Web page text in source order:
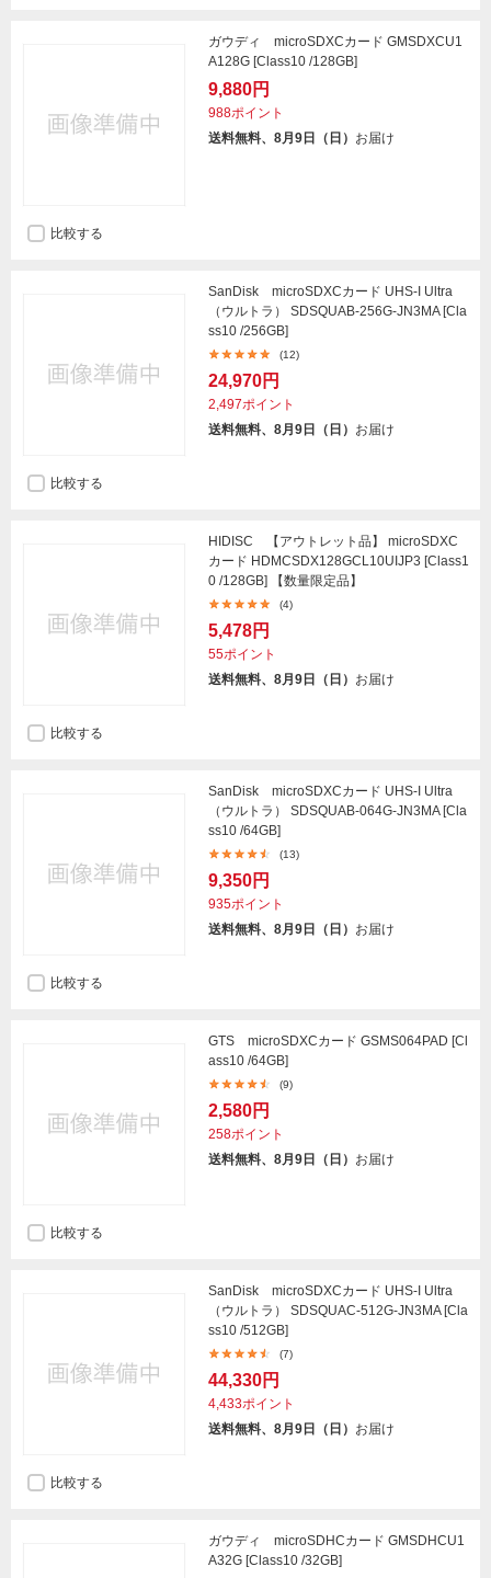
ガウディ microSDXCカード GMSDXCU1
A128G [Class10 /128GB]
9,880円
988ポイント
送料無料、8月9日（日） お届け
比較する
SanDisk microSDXCカード UHS-I Ultra
（ウルトラ） SDSQUAB-256G-JN3MA [Cla
ss10 /256GB]
(12)
24,970円
2,497ポイント
送料無料、8月9日（日） お届け
比較する
HIDISC 【アウトレット品】 microSDXC
カード HDMCSDX128GCL10UIJP3 [Class1
0 /128GB] 【数量限定品】
(4)
5,478円
55ポイント
送料無料、8月9日（日） お届け
比較する
SanDisk microSDXCカード UHS-I Ultra
（ウルトラ） SDSQUAB-064G-JN3MA [Cla
ss10 /64GB]
(13)
9,350円
935ポイント
送料無料、8月9日（日） お届け
比較する
GTS microSDXCカード GSMS064PAD [Cl
ass10 /64GB]
(9)
2,580円
258ポイント
送料無料、8月9日（日） お届け
比較する
SanDisk microSDXCカード UHS-I Ultra
（ウルトラ） SDSQUAC-512G-JN3MA [Cla
ss10 /512GB]
(7)
44,330円
4,433ポイント
送料無料、8月9日（日） お届け
比較する
ガウディ microSDHCカード GMSDHCU1
A32G [Class10 /32GB]